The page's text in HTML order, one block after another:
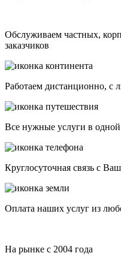
Обслуживаем частных,
заказчиков
Работаем дистанционно, с
Все нужные услуги в
Круглосуточная связь с
Оплата наших услуг из
На рынке с 2004 года